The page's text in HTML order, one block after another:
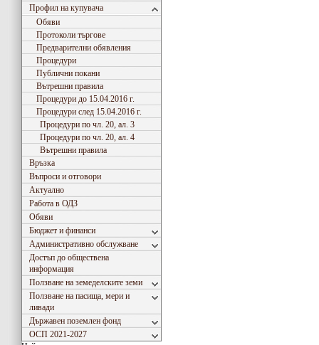
Профил на купувача
Обяви
Протоколи търгове
Предварителни обявления
Процедури
Публични покани
Вътрешни правила
Процедури до 15.04.2016 г.
Процедури след 15.04.2016 г.
Процедури по чл. 20, ал. 3
Процедури по чл. 20, ал. 4
Вътрешни правила
Връзка
Въпроси и отговори
Актуално
Работа в ОДЗ
Обяви
Бюджет и финанси
Административно обслужване
Достъп до обществена
информация
Ползване на земеделските земи
Ползване на пасища, мери и
ливади
Държавен поземлен фонд
ОСП 2021-2027